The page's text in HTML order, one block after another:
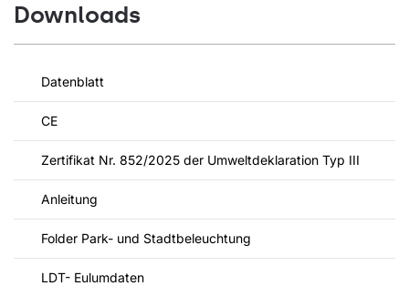
Downloads
Datenblatt
CE
Zertifikat Nr. 852/2025 der Umweltdeklaration Typ III
Anleitung
Folder Park- und Stadtbeleuchtung
LDT- Eulumdaten